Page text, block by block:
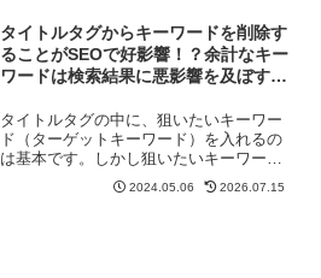
タイトルタグからキーワードを削除す
ることがSEOで好影響！？余計なキー
ワードは検索結果に悪影響を及ぼすこ
タイトルタグの中に、狙いたいキーワー
ド（ターゲットキーワード）を入れるの
は基本です。しかし狙いたいキーワード
を入れすぎてしまうと、本来上げたいキ
ーワードで上位表示しにくくなることが
2024.05.06 2026.07.15